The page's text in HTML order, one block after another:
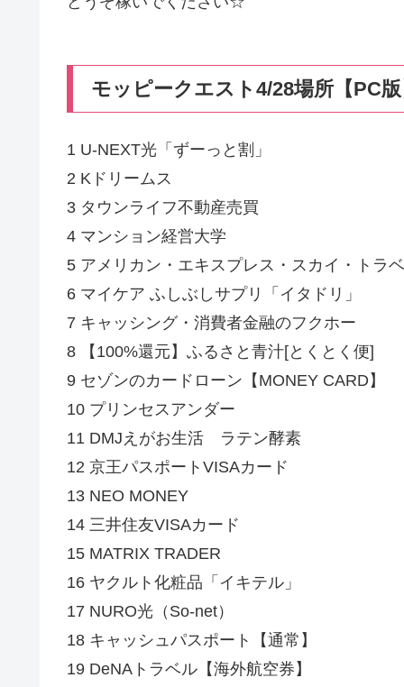
モッピークエスト4/28場所【PC版
1 U-NEXT光「ずーっと割」
2 Kドリームス
3 タウンライフ不動産売買
4 マンション経営大学
5 アメリカン・エキスプレス・スカイ・トラ
6 マイケア ふしぶしサプリ「イタドリ」
7 キャッシング・消費者金融のフクホー
8 【100%還元】ふるさと青汁[とくとく便]
9 セゾンのカードローン【MONEY CARD】
10 プリンセスアンダー
11 DMJえがお生活 ラテン酵素
12 京王パスポートVISAカード
13 NEO MONEY
14 三井住友VISAカード
15 MATRIX TRADER
16 ヤクルト化粧品「イキテル」
17 NURO光（So-net）
18 キャッシュパスポート【通常】
19 DeNAトラベル【海外航空券】